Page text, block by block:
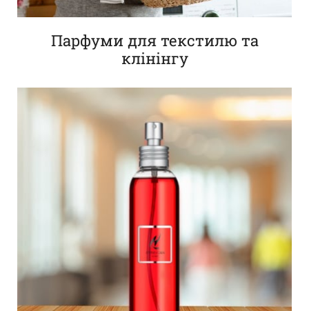
Парфуми для текстилю та
клінінгу